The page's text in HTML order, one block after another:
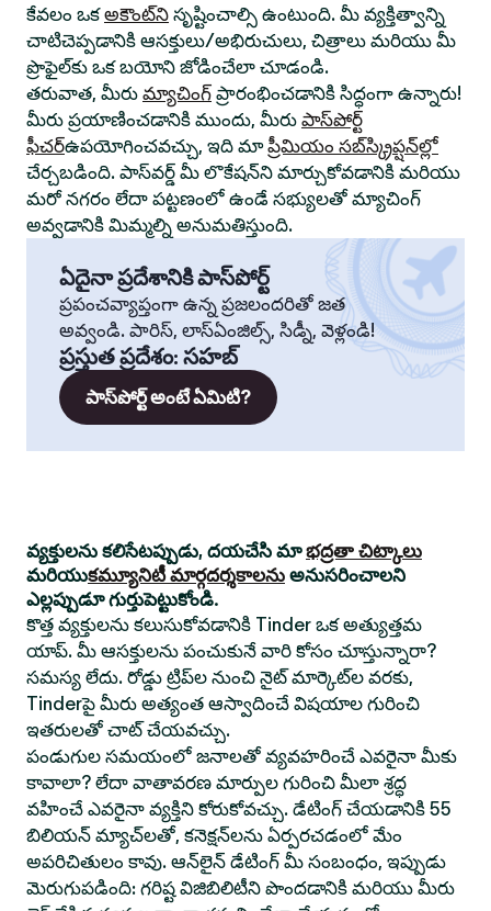
కేవలం ఒకఅకౌంట్‌ని సృష్టించాల్సి ఉంటుంది. మీ వ్యక్తిత్వాన్ని
చాటిచెప్పడానికి ఆసక్తులు/అభిరుచులు, చిత్రాలు మరియు మీ
ప్రొఫైల్‌కు ఒక బయోని జోడించేలా చూడండి.
తరువాత, మీరు మ్యాచింగ్ ప్రారంభించడానికి సిద్ధంగా ఉన్నారు!
మీరు ప్రయాణించడానికి ముందు, మీరు పాస్‌పోర్ట్
ఫీచర్ఉపయోగించవచ్చు, ఇది మాప్రీమియం సబ్‌స్క్రిప్షన్‌ల్లో
చేర్చబడింది. పాస్‌వర్డ్ మీ లొకేషన్‌ని మార్చుకోవడానికి మరియు
మరో నగరం లేదా పట్టణంలో ఉండే సభ్యులతో మ్యాచింగ్
అవ్వడానికి మిమ్మల్ని అనుమతిస్తుంది.
ఏదైనా ప్రదేశానికి పాస్‌పోర్ట్
ప్రపంచవ్యాప్తంగా ఉన్న ప్రజలందరితో జత
అవ్వండి. పారిస్, లాస్‌ఏంజిల్స్, సిడ్నీ, వెళ్లండి!
ప్రస్తుత ప్రదేశం: సహబ్
పాస్‌పోర్ట్ అంటే ఏమిటి?
వ్యక్తులను కలిసేటప్పుడు, దయచేసి మాభద్రతా చిట్కాలు
మరియుకమ్యూనిటీ మార్గదర్శకాలను అనుసరించాలని
ఎల్లప్పుడూ గుర్తుపెట్టుకోండి.
కొత్త వ్యక్తులను కలుసుకోవడానికి Tinder ఒక అత్యుత్తమ
యాప్. మీ ఆసక్తులను పంచుకునే వారి కోసం చూస్తున్నారా?
సమస్య లేదు. రోడ్డు ట్రిప్‌ల నుంచి నైట్ మార్కెట్‌ల వరకు,
Tinderపై మీరు అత్యంత ఆస్వాదించే విషయాల గురించి
ఇతరులతో చాట్ చేయవచ్చు.
పండుగుల సమయంలో జనాలతో వ్యవహరించే ఎవరైనా మీకు
కావాలా? లేదా వాతావరణ మార్పుల గురించి మీలా శ్రద్ధ
వహించే ఎవరైనా వ్యక్తిని కోరుకోవచ్చు. డేటింగ్ చేయడానికి 55
బిలియన్ మ్యాచ్‌లతో, కనెక్షన్‌లను ఏర్పరచడంలో మేం
అపరిచితులం కావు. ఆన్‌లైన్ డేటింగ్ మీ సంబంధం, ఇప్పుడు
మెరుగుపడింది: గరిష్ట విజిబిలిటీని పొందడానికి మరియు మీరు